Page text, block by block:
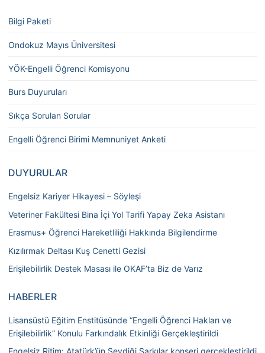
Bilgi Paketi
Ondokuz Mayıs Üniversitesi
YÖK-Engelli Öğrenci Komisyonu
Burs Duyuruları
Sıkça Sorulan Sorular
Engelli Öğrenci Birimi Memnuniyet Anketi
DUYURULAR
Engelsiz Kariyer Hikayesi – Söyleşi
Veteriner Fakültesi Bina İçi Yol Tarifi Yapay Zeka Asistanı
Erasmus+ Öğrenci Hareketliliği Hakkında Bilgilendirme
Kızılırmak Deltası Kuş Cenetti Gezisi
Erişilebilirlik Destek Masası ile OKAF’ta Biz de Varız
HABERLER
Lisansüstü Eğitim Enstitüsünde “Engelli Öğrenci Hakları ve
Erişilebilirlik” Konulu Farkındalık Etkinliği Gerçekleştirildi